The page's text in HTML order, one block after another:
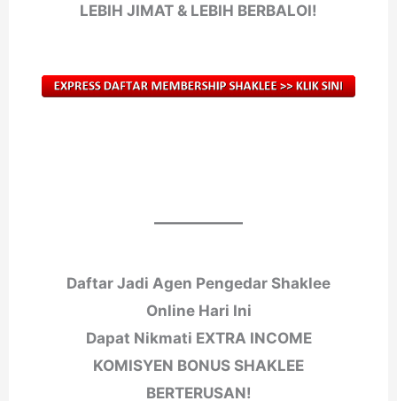
LEBIH JIMAT & LEBIH BERBALOI!
Daftar Jadi Agen Pengedar Shaklee
Online Hari Ini
Dapat Nikmati EXTRA INCOME
KOMISYEN BONUS SHAKLEE
BERTERUSAN!